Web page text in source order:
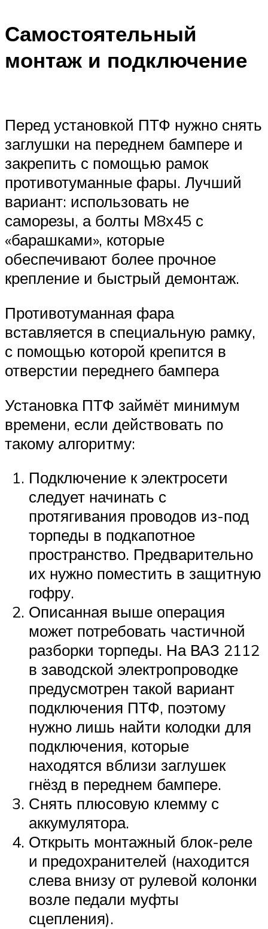
Самостоятельный
монтаж и подключение
Перед установкой ПТФ нужно снять
заглушки на переднем бампере и
закрепить с помощью рамок
противотуманные фары. Лучший
вариант: использовать не
саморезы, а болты М8х45 с
«барашками», которые
обеспечивают более прочное
крепление и быстрый демонтаж.
Противотуманная фара
вставляется в специальную рамку,
с помощью которой крепится в
отверстии переднего бампера
Установка ПТФ займёт минимум
времени, если действовать по
такому алгоритму:
Подключение к электросети
следует начинать с
протягивания проводов из-под
торпеды в подкапотное
пространство. Предварительно
их нужно поместить в защитную
гофру.
Описанная выше операция
может потребовать частичной
разборки торпеды. На ВАЗ 2112
в заводской электропроводке
предусмотрен такой вариант
подключения ПТФ, поэтому
нужно лишь найти колодки для
подключения, которые
находятся вблизи заглушек
гнёзд в переднем бампере.
Снять плюсовую клемму с
аккумулятора.
Открыть монтажный блок-реле
и предохранителей (находится
слева внизу от рулевой колонки
возле педали муфты
сцепления).